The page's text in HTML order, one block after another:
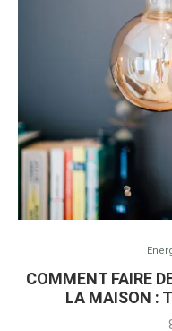
COMMENT FAIRE
LA MAISON :